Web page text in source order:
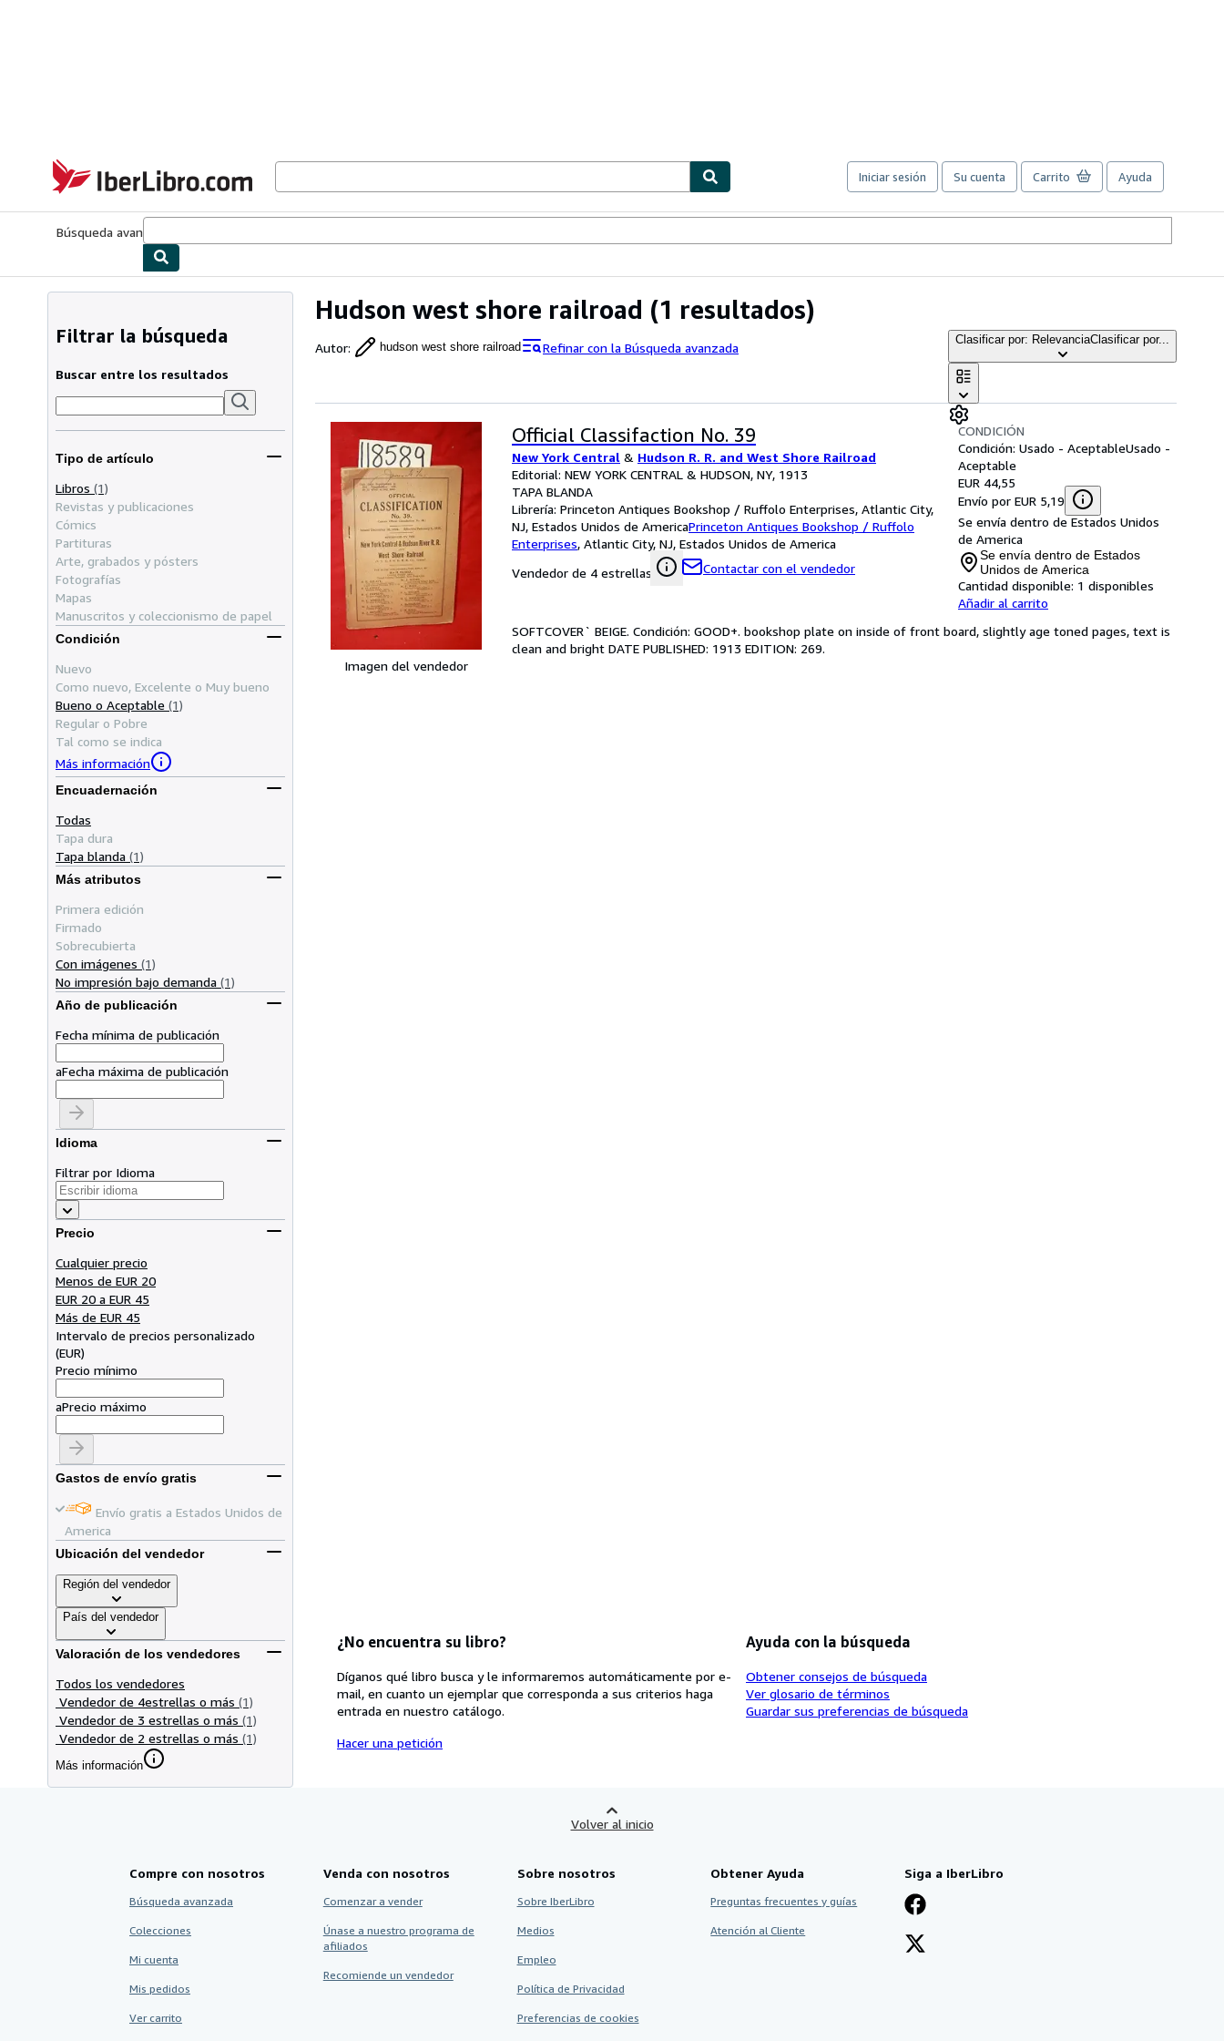
IberLibro.com
Iniciar sesión Su cuenta Carrito Ayuda
Búsqueda avanzada
Hudson west shore railroad (1 resultados)
Autor: hudson west shore railroad Refinar con la Búsqueda avanzada Clasificar por: RelevanciaClasificar por...
Filtrar la búsqueda
Buscar entre los resultados
Tipo de artículo
Libros (1)
Revistas y publicaciones
Cómics
Partituras
Arte, grabados y pósters
Fotografías
Mapas
Manuscritos y coleccionismo de papel
Condición
Nuevo
Como nuevo, Excelente o Muy bueno
Bueno o Aceptable (1)
Regular o Pobre
Tal como se indica
Más información
Encuadernación
Todas
Tapa dura
Tapa blanda (1)
Más atributos
Primera edición
Firmado
Sobrecubierta
Con imágenes (1)
No impresión bajo demanda (1)
Año de publicación
Fecha mínima de publicación
aFecha máxima de publicación
Idioma
Filtrar por Idioma
Precio
Cualquier precio
Menos de EUR 20
EUR 20 a EUR 45
Más de EUR 45
Intervalo de precios personalizado
(EUR)
Precio mínimo
aPrecio máximo
Gastos de envío gratis
Envío gratis a Estados Unidos de
America
Ubicación del vendedor
Región del vendedor
País del vendedor
Valoración de los vendedores
Todos los vendedores
Vendedor de 4estrellas o más (1)
Vendedor de 3 estrellas o más (1)
Vendedor de 2 estrellas o más (1)
Más información
Imagen del vendedor
Official Classifaction No. 39
New York Central & Hudson R. R. and West Shore Railroad
Editorial: NEW YORK CENTRAL & HUDSON, NY, 1913
TAPA BLANDA
Librería: Princeton Antiques Bookshop / Ruffolo Enterprises, Atlantic City,
NJ, Estados Unidos de AmericaPrinceton Antiques Bookshop / Ruffolo
Enterprises, Atlantic City, NJ, Estados Unidos de America
Vendedor de 4 estrellas
Contactar con el vendedor
CONDICIÓN
Condición: Usado - AceptableUsado -
Aceptable
EUR 44,55
Envío por EUR 5,19
Se envía dentro de Estados Unidos
de America
Se envía dentro de Estados
Unidos de America
Cantidad disponible: 1 disponibles
Añadir al carrito
SOFTCOVER` BEIGE. Condición: GOOD+. bookshop plate on inside of front board, slightly age toned pages, text is
clean and bright DATE PUBLISHED: 1913 EDITION: 269.
¿No encuentra su libro?
Díganos qué libro busca y le informaremos automáticamente por e-
mail, en cuanto un ejemplar que corresponda a sus criterios haga
entrada en nuestro catálogo.
Hacer una petición
Ayuda con la búsqueda
Obtener consejos de búsqueda
Ver glosario de términos
Guardar sus preferencias de búsqueda
Volver al inicio
Compre con nosotros
Búsqueda avanzada
Colecciones
Mi cuenta
Mis pedidos
Ver carrito
Venda con nosotros
Comenzar a vender
Únase a nuestro programa de
afiliados
Recomiende un vendedor
Sobre nosotros
Sobre IberLibro
Medios
Empleo
Política de Privacidad
Preferencias de cookies
Obtener Ayuda
Preguntas frecuentes y guías
Atención al Cliente
Siga a IberLibro